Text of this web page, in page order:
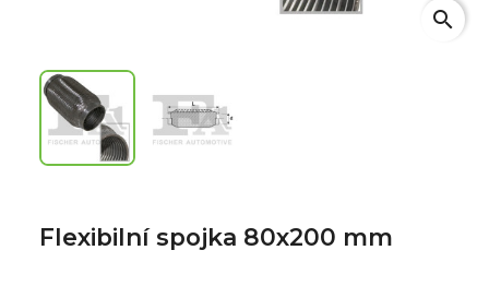
search
Flexibilní spojka 80x200 mm